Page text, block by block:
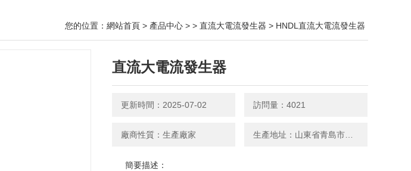
您的位置： 網站首頁 > 產品中心 > > 直流大電流發生器 > HNDL直流大電流發生器
直流大電流發生器
更新時間：2025-07-02 訪問量：4021
廠商性質：生產廠家
簡要描述：